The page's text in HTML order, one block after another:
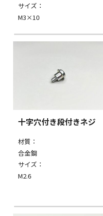
サイズ：
M3×10
十字穴付き段付きネジ
材質：
合金鋼
サイズ：
M2.6